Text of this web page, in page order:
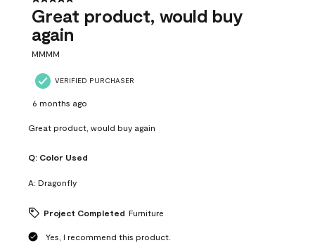
Great product, would buy
again
MMMM
VERIFIED PURCHASER
6 months ago
Great product, would buy again
Q: Color Used
A: Dragonfly
Project Completed Furniture
Yes, I recommend this product.